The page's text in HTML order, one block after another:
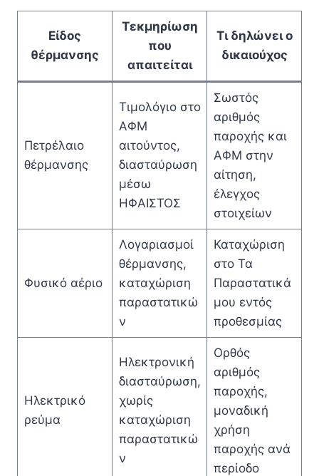
Είδος
θέρμανσης
Τεκμηρίωση
που
απαιτείται
Τι δηλώνει ο
δικαιούχος
Πετρέλαιο
θέρμανσης
Τιμολόγιο στο
ΑΦΜ
αιτούντος,
διασταύρωση
μέσω
ΗΦΑΙΣΤΟΣ
Σωστός
αριθμός
παροχής και
ΑΦΜ στην
αίτηση,
έλεγχος
στοιχείων
Φυσικό αέριο
Λογαριασμοί
θέρμανσης,
καταχώριση
παραστατικώ
ν
Καταχώριση
στο Τα
Παραστατικά
μου εντός
προθεσμίας
Ηλεκτρικό
ρεύμα
Ηλεκτρονική
διασταύρωση,
χωρίς
καταχώριση
παραστατικώ
ν
Ορθός
αριθμός
παροχής,
μοναδική
χρήση
παροχής ανά
περίοδο